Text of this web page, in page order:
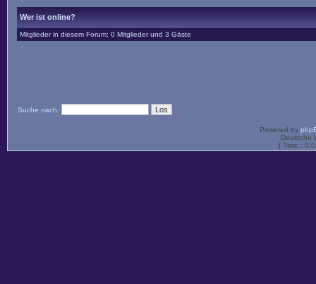
Wer ist online?
Mitglieder in diesem Forum: 0 Mitglieder und 3 Gäste
Suche nach:
Powered by
Deutsche
[ Time :